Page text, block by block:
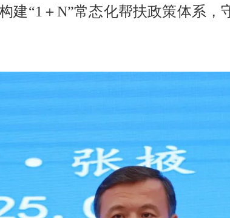
建“1＋N”常态化帮扶政策体系